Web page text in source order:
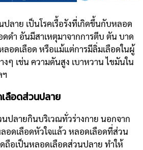
ลาย เป็นโรคเรื้อรังที่เกิดขึ้นกับหลอด
ดำ อันมีสาเหตุมาจากการตีบ ตัน บาด
ลอดเลือด หรือแม้แต่การมีลิ่มเลือดในผู้
งๆ เช่น ความดันสูง เบาหวาน ไขมันใน
ฯ
ลือดส่วนปลาย
นปลายกินบริเวณทั่วร่างกาย นอกจาก
อดเลือดหัวใจแล้ว หลอดเลือดที่ส่วน
ถือเป็นหลอดเลือดส่วนปลาย ทำให้